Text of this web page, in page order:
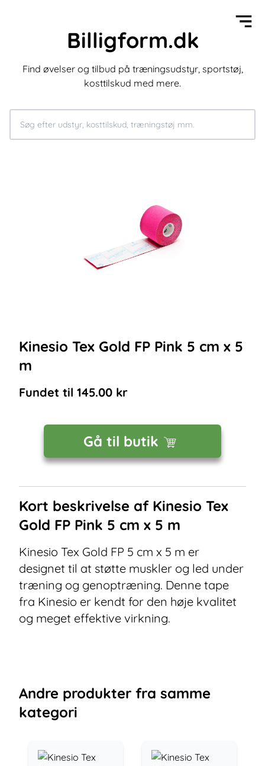
Billigform.dk
Find øvelser og tilbud på træningsudstyr, sportstøj,
kosttilskud med mere.
Kinesio Tex Gold FP Pink 5 cm x 5
m
Fundet til 145.00 kr
Gå til butik
Kort beskrivelse af Kinesio Tex
Gold FP Pink 5 cm x 5 m
Kinesio Tex Gold FP 5 cm x 5 m er
designet til at støtte muskler og led under
træning og genoptræning. Denne tape
fra Kinesio er kendt for den høje kvalitet
og meget effektive virkning.
Andre produkter fra samme
kategori